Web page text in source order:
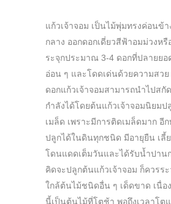
แก้วเจ้าจอม เป็นไม้พุ่มทรงค่อนข้
กลาง ออกดอกเดี่ยวสีฟ้าอมม่วงห
ระจุกประมาณ 3-4 ดอกที่ปลายย
อ่อน ๆ และโดดเด่นด้วยความสวย
ดอกแก้วเจ้าจอมสามารถนำไปสกั
กำลังได้โดยต้นแก้วเจ้าจอมนิยมป
เมล็ด เพราะมีการติดเมล็ดมาก อี
ปลูกได้ในดินทุกชนิด มีอายุยืน เลี้
โดนแดดเต็มวันและได้รับน้ำปาน
คิดจะปลูกต้นแก้วเจ้าจอม ก็ควรร
ใกล้ต้นไม้ชนิดอื่น ๆ เด็ดขาด เนื่อ
นี้เป็นต้นไม้ที่โตช้า พอถึงเวลาโต